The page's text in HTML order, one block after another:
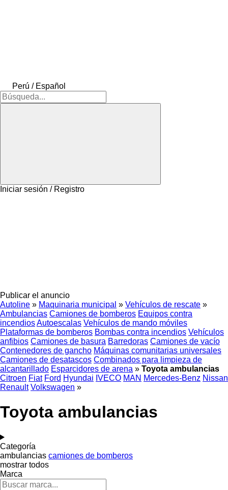
Perú / Español
Iniciar sesión / Registro
Publicar el anuncio
Autoline » Maquinaria municipal » Vehículos de rescate »
Ambulancias Camiones de bomberos Equipos contra
incendiosAutoescalas Vehículos de mando móviles
Plataformas de bomberos Bombas contra incendios Vehículos
anfibios Camiones de basura Barredoras Camiones de vacío
Contenedores de gancho Máquinas comunitarias universales
Camiones de desatascos Combinados para limpieza de
alcantarillado Esparcidores de arena » Toyota ambulancias
Citroen Fiat Ford Hyundai IVECO MAN Mercedes-Benz Nissan
Renault Volkswagen »
Toyota ambulancias
Categoría
ambulancias camiones de bomberos
mostrar todos
Marca